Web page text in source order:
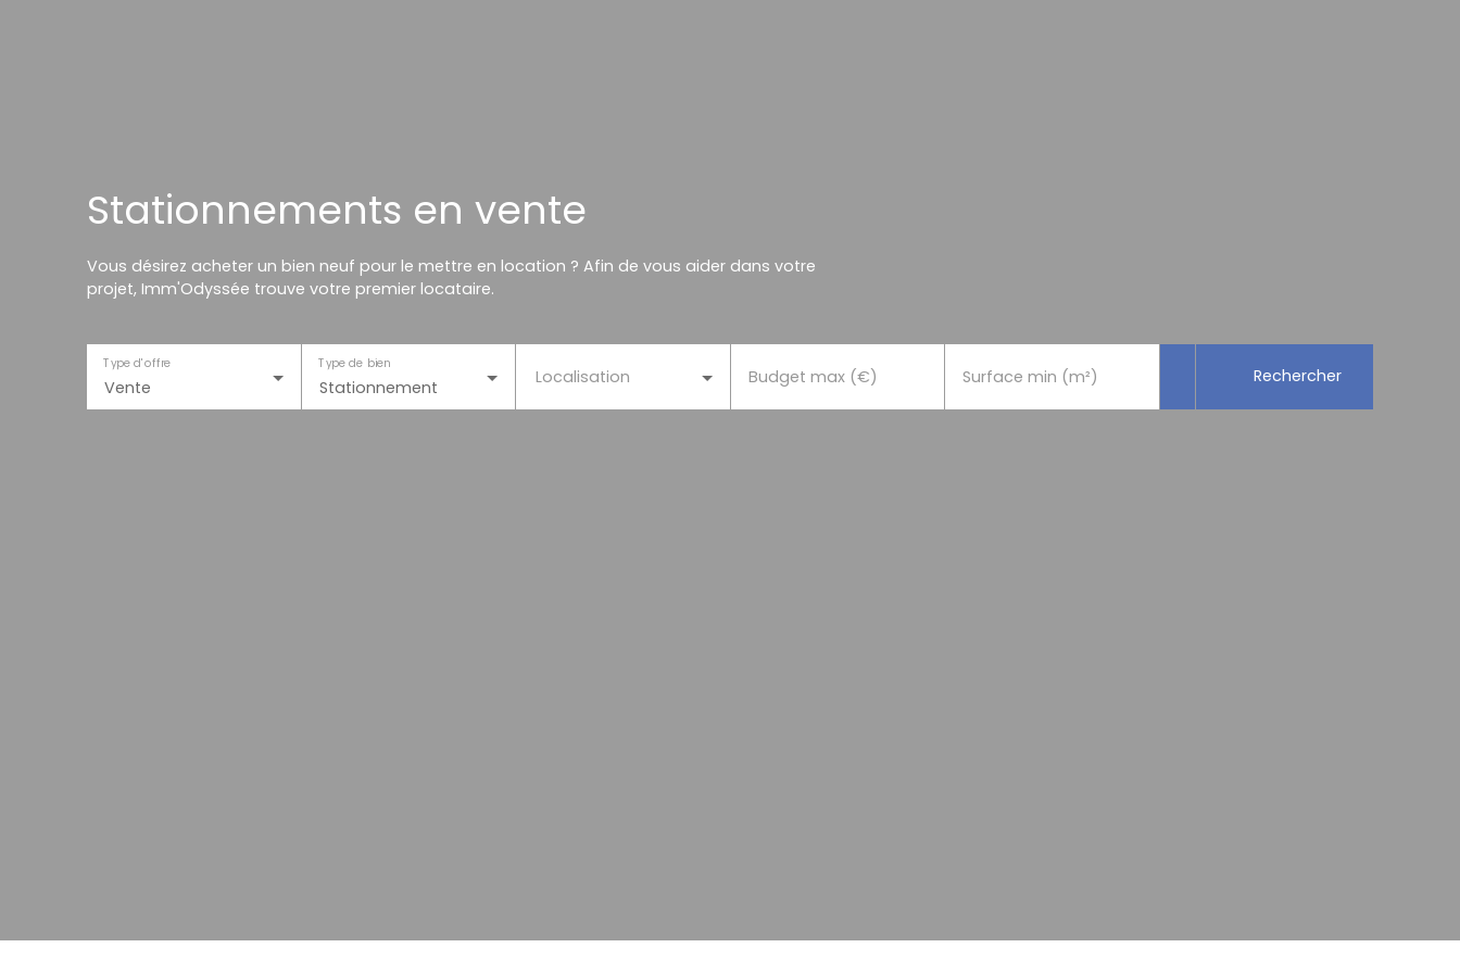
Stationnements en vente
Vous désirez acheter un bien neuf pour le mettre en location ? Afin de vous aider dans votre
projet, Imm'Odyssée trouve votre premier locataire.
Vente
Type d'offre
Stationnement
Type de bien
Localisation Budget max (€) Surface min (m²) Rechercher